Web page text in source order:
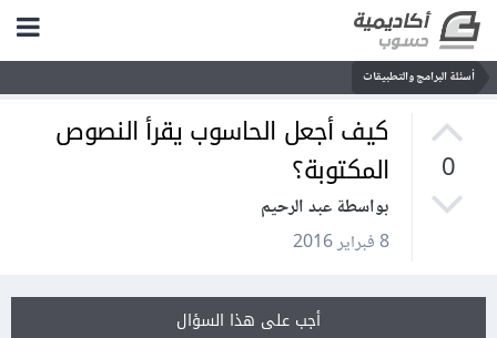
أسئلة البرامج والتطبيقات
0
كيف أجعل الحاسوب يقرأ النصوص
المكتوبة؟
بواسطة عبد الرحيم
8 فبراير 2016
أجب على هذا السؤال